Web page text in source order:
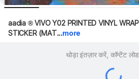
aadia ® VIVO Y02 PRINTED VINYL
STICKER (MAT...more
थोड़ा इंतज़ार करें, कॉन्टेंट लोड